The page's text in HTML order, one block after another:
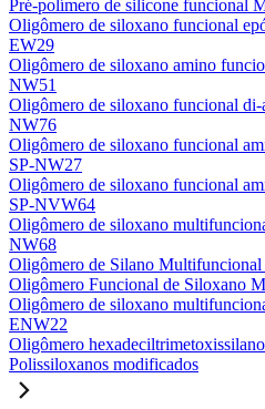
Pré-polímero de silicone funcional
Oligômero de siloxano funcional
EW29
Oligômero de siloxano amino
NW51
Oligômero de siloxano funcional
NW76
Oligômero de siloxano funcional
SP-NW27
Oligômero de siloxano funcional
SP-NVW64
Oligômero de siloxano
NW68
Oligômero de Silano
Oligômero Funcional de Siloxano
Oligômero de siloxano
ENW22
Oligômero
Polissiloxanos modificados